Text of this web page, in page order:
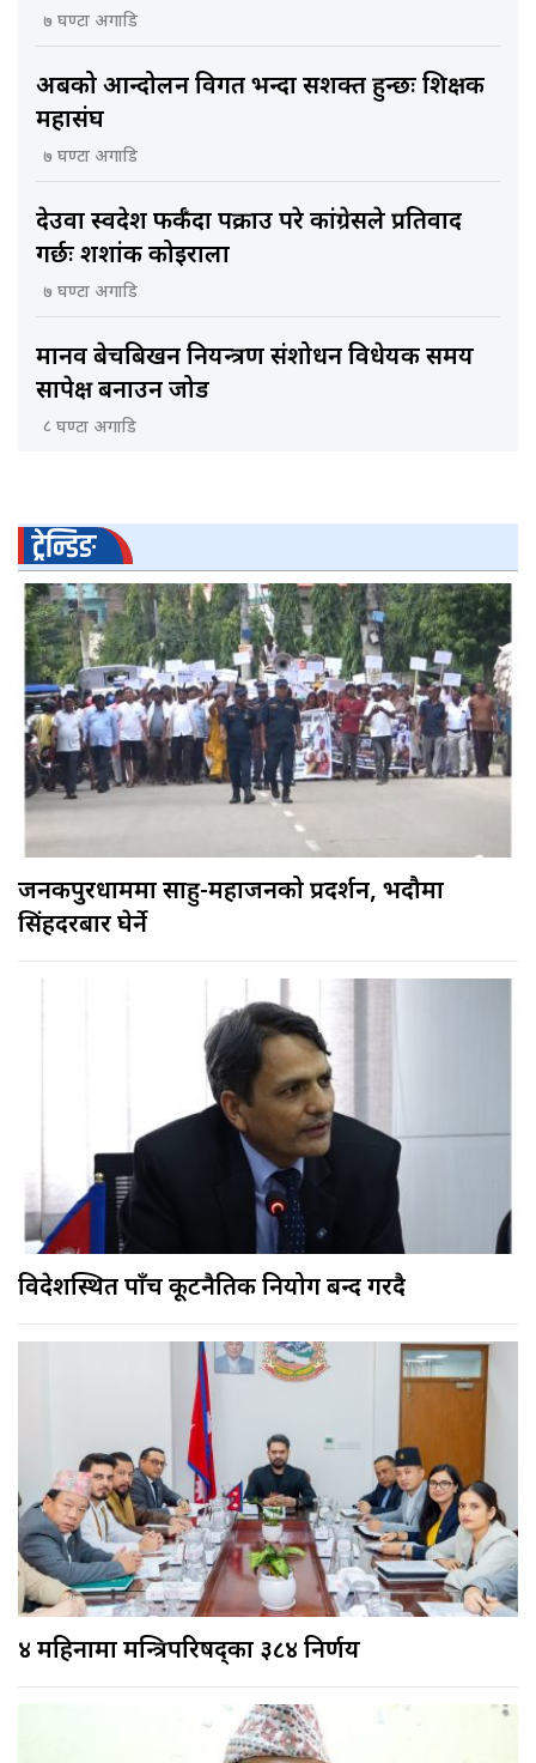
७ घण्टा अगाडि
अबको आन्दोलन विगत भन्दा सशक्त हुन्छः शिक्षक
महासंघ
७ घण्टा अगाडि
देउवा स्वदेश फर्कँदा पक्राउ परे कांग्रेसले प्रतिवाद
गर्छः शशांक कोइराला
७ घण्टा अगाडि
मानव बेचबिखन नियन्त्रण संशोधन विधेयक समय
सापेक्ष बनाउन जोड
८ घण्टा अगाडि
ट्रेन्डिङ
जनकपुरधाममा साहु-महाजनको प्रदर्शन, भदौमा
सिंहदरबार घेर्ने
विदेशस्थित पाँच कूटनैतिक नियोग बन्द गरिँदै
४ महिनामा मन्त्रिपरिषद्का ३८४ निर्णय